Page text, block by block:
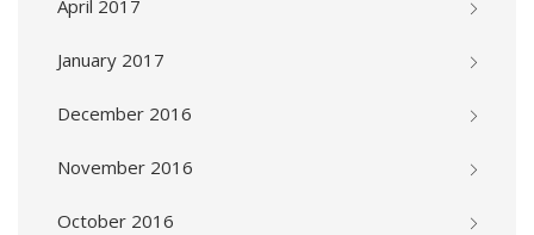
April 2017
January 2017
December 2016
November 2016
October 2016